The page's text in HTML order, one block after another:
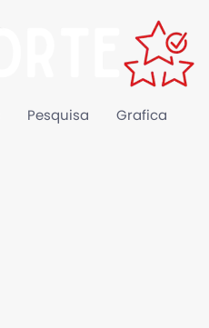
Pesquisa Grafica